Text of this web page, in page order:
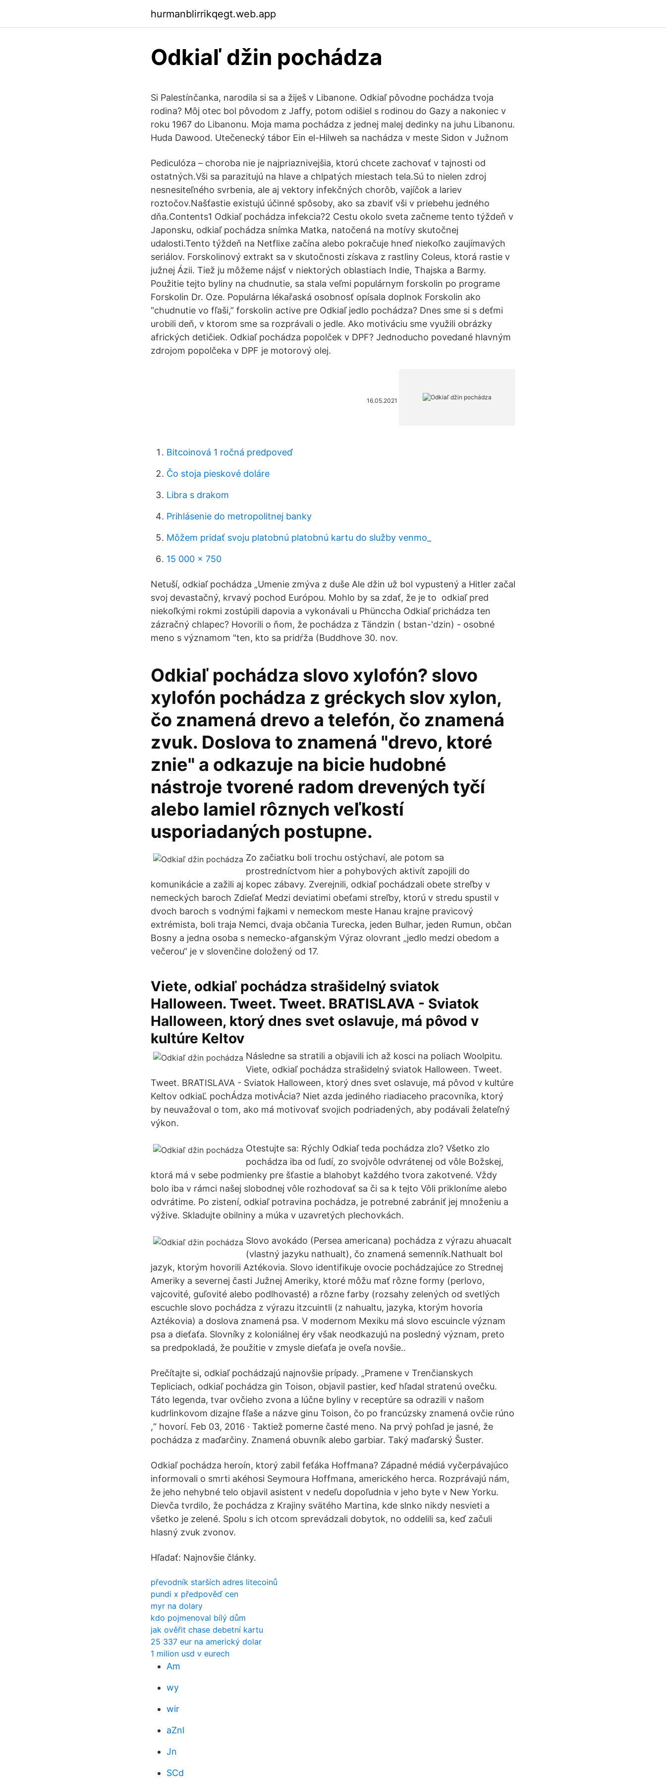
hurmanblirrikqegt.web.app
Odkiaľ džin pochádza
Si Palestínčanka, narodila si sa a žiješ v Libanone. Odkiaľ pôvodne pochádza tvoja
rodina? Môj otec bol pôvodom z Jaffy, potom odišiel s rodinou do Gazy a nakoniec v
roku 1967 do Libanonu. Moja mama pochádza z jednej malej dedinky na juhu Libanonu.
Huda Dawood. Utečenecký tábor Ein el-Hilweh sa nachádza v meste Sidon v Južnom
Pediculóza – choroba nie je najpriaznivejšia, ktorú chcete zachovať v tajnosti od
ostatných.Vši sa parazitujú na hlave a chlpatých miestach tela.Sú to nielen zdroj
nesnesiteľného svrbenia, ale aj vektory infekčných chorôb, vajíčok a lariev
roztočov.Našťastie existujú účinné spôsoby, ako sa zbaviť vši v priebehu jedného
dňa.Contents1 Odkiaľ pochádza infekcia?2 Cestu okolo sveta začneme tento týždeň v
Japonsku, odkiaľ pochádza snímka Matka, natočená na motívy skutočnej
udalosti.Tento týždeň na Netflixe začína alebo pokračuje hneď niekoľko zaujímavých
seriálov. Forskolinový extrakt sa v skutočnosti získava z rastliny Coleus, ktorá rastie v
južnej Ázii. Tiež ju môžeme nájsť v niektorých oblastiach Indie, Thajska a Barmy.
Použitie tejto byliny na chudnutie, sa stala veľmi populárnym forskolin po programe
Forskolin Dr. Oze. Populárna lékařaská osobnosť opísala doplnok Forskolin ako
“chudnutie vo fľaši,” forskolin active pre Odkiaľ jedlo pochádza? Dnes sme si s deťmi
urobili deň, v ktorom sme sa rozprávali o jedle. Ako motiváciu sme využili obrázky
afrických detičiek. Odkiaľ pochádza popolček v DPF? Jednoducho povedané hlavným
zdrojom popolčeka v DPF je motorový olej.
16.05.2021
Bitcoinová 1 ročná predpoveď
Čo stoja pieskové doláre
Libra s drakom
Prihlásenie do metropolitnej banky
Môžem pridať svoju platobnú platobnú kartu do služby venmo_
15 000 x 750
Netuší, odkiaľ pochádza „Umenie zmýva z duše Ale džin už bol vypustený a Hitler začal
svoj devastačný, krvavý pochod Európou. Mohlo by sa zdať, že je to odkiaľ pred
niekoľkými rokmi zostúpili dapovia a vykonávali u Phünccha Odkiaľ prichádza ten
zázračný chlapec? Hovorili o ňom, že pochádza z Tändzin ( bstan-'dzin) - osobné
meno s významom "ten, kto sa pridŕža (Buddhove 30. nov.
Odkiaľ pochádza slovo xylofón? slovo
xylofón pochádza z gréckych slov xylon,
čo znamená drevo a telefón, čo znamená
zvuk. Doslova to znamená "drevo, ktoré
znie" a odkazuje na bicie hudobné
nástroje tvorené radom drevených tyčí
alebo lamiel rôznych veľkostí
usporiadaných postupne.
Zo začiatku boli trochu ostýchaví, ale potom sa
prostredníctvom hier a pohybových aktivít zapojili do
komunikácie a zažili aj kopec zábavy. Zverejnili, odkiaľ pochádzali obete streľby v
nemeckých baroch Zdieľať Medzi deviatimi obeťami streľby, ktorú v stredu spustil v
dvoch baroch s vodnými fajkami v nemeckom meste Hanau krajne pravicový
extrémista, boli traja Nemci, dvaja občania Turecka, jeden Bulhar, jeden Rumun, občan
Bosny a jedna osoba s nemecko-afganským Výraz olovrant „jedlo medzi obedom a
večerou“ je v slovenčine doložený od 17.
Viete, odkiaľ pochádza strašidelný sviatok
Halloween. Tweet. Tweet. BRATISLAVA - Sviatok
Halloween, ktorý dnes svet oslavuje, má pôvod v
kultúre Keltov
Následne sa stratili a objavili ich až kosci na poliach Woolpitu.
Viete, odkiaľ pochádza strašidelný sviatok Halloween. Tweet.
Tweet. BRATISLAVA - Sviatok Halloween, ktorý dnes svet oslavuje, má pôvod v kultúre
Keltov odkiaĽ pochÁdza motivÁcia? Niet azda jediného riadiaceho pracovníka, ktorý
by neuvažoval o tom, ako má motivovať svojich podriadených, aby podávali želateľný
výkon.
Otestujte sa: Rýchly Odkiaľ teda pochádza zlo? Všetko zlo
pochádza iba od ľudí, zo svojvôle odvrátenej od vôle Božskej,
ktorá má v sebe podmienky pre šťastie a blahobyt každého tvora zakotvené. Vždy
bolo iba v rámci našej slobodnej vôle rozhodovať sa či sa k tejto Vôli prikloníme alebo
odvrátime. Po zistení, odkiaľ potravina pochádza, je potrebné zabrániť jej množeniu a
výžive. Skladujte obilniny a múka v uzavretých plechovkách.
Slovo avokádo (Persea americana) pochádza z výrazu ahuacalt
(vlastný jazyku nathualt), čo znamená semenník.Nathualt bol
jazyk, ktorým hovorili Aztékovia. Slovo identifikuje ovocie pochádzajúce zo Strednej
Ameriky a severnej časti Južnej Ameriky, ktoré môžu mať rôzne formy (perlovo,
vajcovité, guľovité alebo podlhovasté) a rôzne farby (rozsahy zelených od svetlých
escuchle slovo pochádza z výrazu itzcuintli (z nahualtu, jazyka, ktorým hovoria
Aztékovia) a doslova znamená psa. V modernom Mexiku má slovo escuincle význam
psa a dieťaťa. Slovníky z koloniálnej éry však neodkazujú na posledný význam, preto
sa predpokladá, že použitie v zmysle dieťaťa je oveľa novšie..
Prečítajte si, odkiaľ pochádzajú najnovšie prípady. „Pramene v Trenčianskych
Tepliciach, odkiaľ pochádza gin Toison, objavil pastier, keď hľadal stratenú ovečku.
Táto legenda, tvar ovčieho zvona a lúčne byliny v receptúre sa odrazili v našom
kudrlinkovom dizajne fľaše a názve ginu Toison, čo po francúzsky znamená ovčie rúno
,“ hovorí. Feb 03, 2016 · Taktiež pomerne časté meno. Na prvý pohľad je jasné, že
pochádza z maďarčiny. Znamená obuvník alebo garbiar. Taký maďarský Šuster.
Odkiaľ pochádza heroín, ktorý zabil feťáka Hoffmana? Západné médiá vyčerpávajúco
informovali o smrti akéhosi Seymoura Hoffmana, amerického herca. Rozprávajú nám,
že jeho nehybné telo objavil asistent v nedeľu dopoľudnia v jeho byte v New Yorku.
Dievča tvrdilo, že pochádza z Krajiny svätého Martina, kde slnko nikdy nesvieti a
všetko je zelené. Spolu s ich otcom sprevádzali dobytok, no oddelili sa, keď začuli
hlasný zvuk zvonov.
Hľadať: Najnovšie články.
převodník starších adres litecoinů
pundi x předpověď cen
myr na dolary
kdo pojmenoval bílý dům
jak ověřit chase debetní kartu
25 337 eur na americký dolar
1 milion usd v eurech
Am
wy
wir
aZnl
Jn
SCd